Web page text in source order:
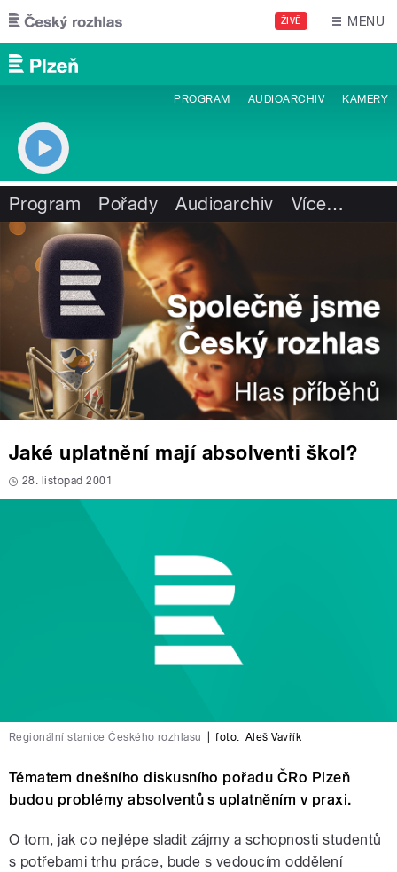
Přejít k hlavnímu obsahu
ŽIVĚ MENU
PROGRAM AUDIOARCHIV KAMERY
Program Pořady Audioarchiv Více…
Jaké uplatnění mají absolventi škol?
28. listopad 2001
Regionální stanice Českého rozhlasu foto: Aleš Vavřík
Tématem dnešního diskusního pořadu ČRo Plzeň
budou problémy absolventů s uplatněním v praxi.
O tom, jak co nejlépe sladit zájmy a schopnosti studentů
s potřebami trhu práce, bude s vedoucím oddělení